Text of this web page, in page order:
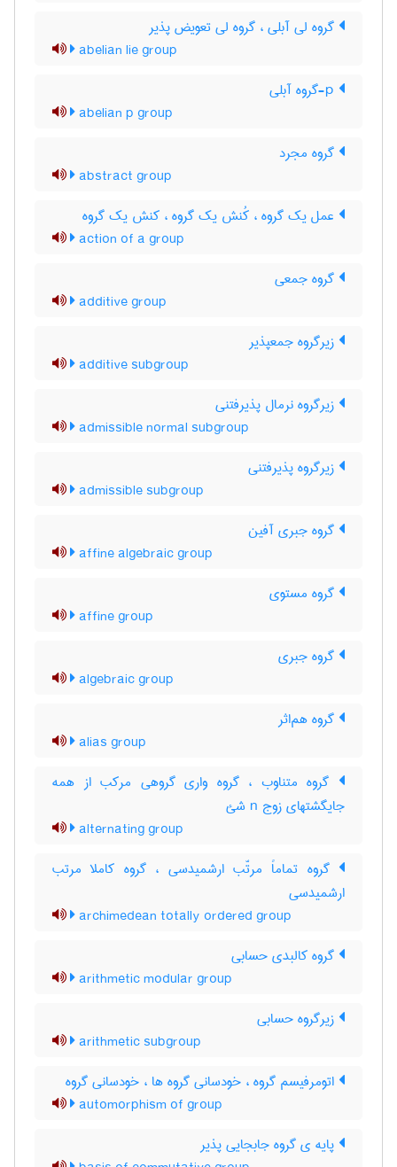
گروه لی آبلی ، گروه لی تعویض پذیر
abelian lie group
abelian p group
گروه مجرد
abstract group
عمل یک گروه ، کُنش یک گروه ، کنش یک گروه
action of a group
گروه جمعی
additive group
زیرگروه جمعپذیر
additive subgroup
زیرگروه نرمال پذیرفتنی
admissible normal subgroup
زیرگروه پذیرفتنی
admissible subgroup
گروه جبری آفین
affine algebraic group
گروه مستوی
affine group
گروه جبری
algebraic group
گروه هم‌اثر
alias group
گروه متناوب ، گروه واری گروهی مرکب از همه
جایگشتهای زوج n شئ
alternating group
گروه تماماً مرتّب ارشمیدسی ، گروه کاملا مرتب
ارشمیدسی
archimedean totally ordered group
گروه کالبدی حسابی
arithmetic modular group
زیرگروه حسابی
arithmetic subgroup
اتومرفیسم گروه ، خودسانی گروه ها ، خودسانی گروه
automorphism of group
پایه ی گروه جابجایی پذیر